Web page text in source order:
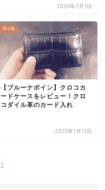
2020年7月1日
革小物
【ブルーナボイン】クロコカ
ードケースをレビュー！クロ
コダイル革のカード入れ
2020年1月11日
2